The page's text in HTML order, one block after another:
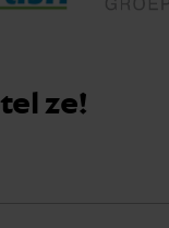
ze!